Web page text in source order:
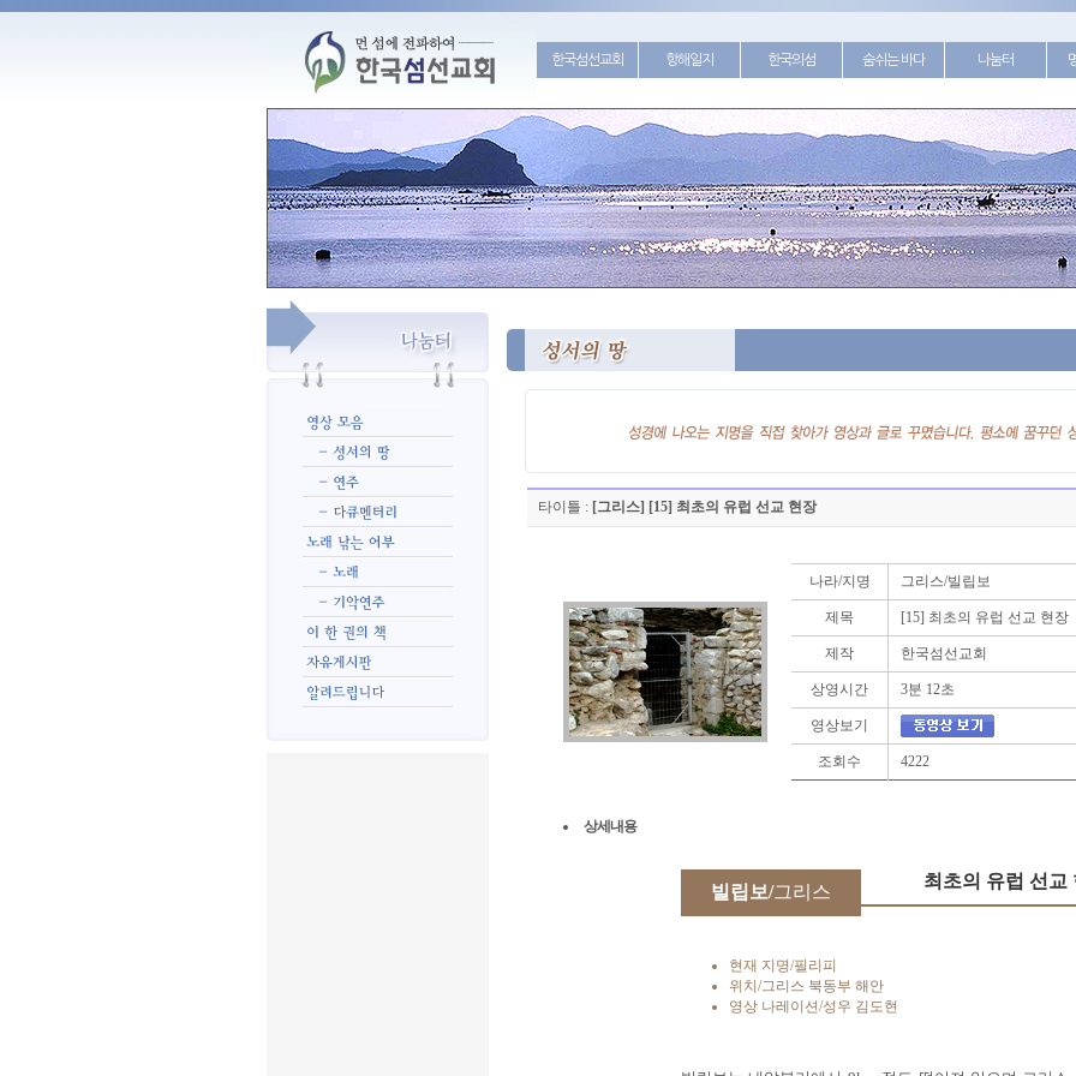
한국섬선교회 항해일지 한국의섬 숨쉬는 바다 나눔터
타이틀 : [그리스] [15] 최초의 유럽 선교 현장
나라/지명 그리스/빌립보
제목 [15] 최초의 유럽 선교 현장
제작 한국섬선교회
상영시간 3분 12초
영상보기
조회수 4222
상세내용
빌립보/그리스
최초의 유럽 선교
현재 지명/필리피
위치/그리스 북동부 해안
영상 나레이션/성우 김도현